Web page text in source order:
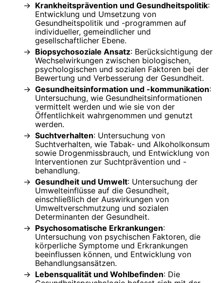
Krankheitsprävention und Gesundheitspolitik:
Entwicklung und Umsetzung von
Gesundheitspolitik und -programmen auf
individueller, gemeindlicher und
gesellschaftlicher Ebene.
Biopsychosoziale Ansatz: Berücksichtigung der
Wechselwirkungen zwischen biologischen,
psychologischen und sozialen Faktoren bei der
Bewertung und Verbesserung der Gesundheit.
Gesundheitsinformation und -kommunikation:
Untersuchung, wie Gesundheitsinformationen
vermittelt werden und wie sie von der
Öffentlichkeit wahrgenommen und genutzt
werden.
Suchtverhalten: Untersuchung von
Suchtverhalten, wie Tabak- und Alkoholkonsum
sowie Drogenmissbrauch, und Entwicklung von
Interventionen zur Suchtprävention und -
behandlung.
Gesundheit und Umwelt: Untersuchung der
Umwelteinflüsse auf die Gesundheit,
einschließlich der Auswirkungen von
Umweltverschmutzung und sozialen
Determinanten der Gesundheit.
Psychosomatische Erkrankungen:
Untersuchung von psychischen Faktoren, die
körperliche Symptome und Erkrankungen
beeinflussen können, und Entwicklung von
Behandlungsansätzen.
Lebensqualität und Wohlbefinden: Die